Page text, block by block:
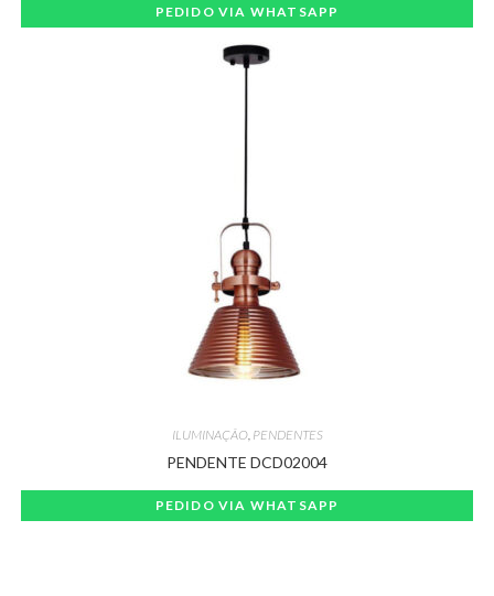
PEDIDO VIA WHATSAPP
ILUMINAÇÃO, PENDENTES
PENDENTE DCD02004
PEDIDO VIA WHATSAPP